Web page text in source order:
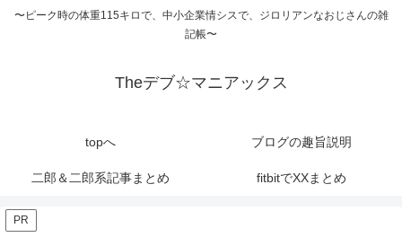
〜ピーク時の体重115キロで、中小企業情シスで、ジロリアンなおじさんの雑
記帳〜
Theデブ☆マニアックス
topへ ブログの趣旨説明
二郎＆二郎系記事まとめ fitbitでXXまとめ
PR